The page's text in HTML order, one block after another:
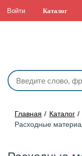
Войти Каталог
Главная Каталог
Расходные